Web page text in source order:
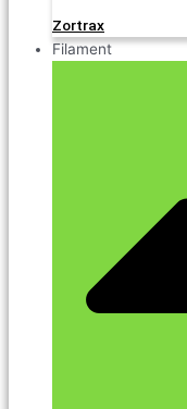
Zortrax
Filament